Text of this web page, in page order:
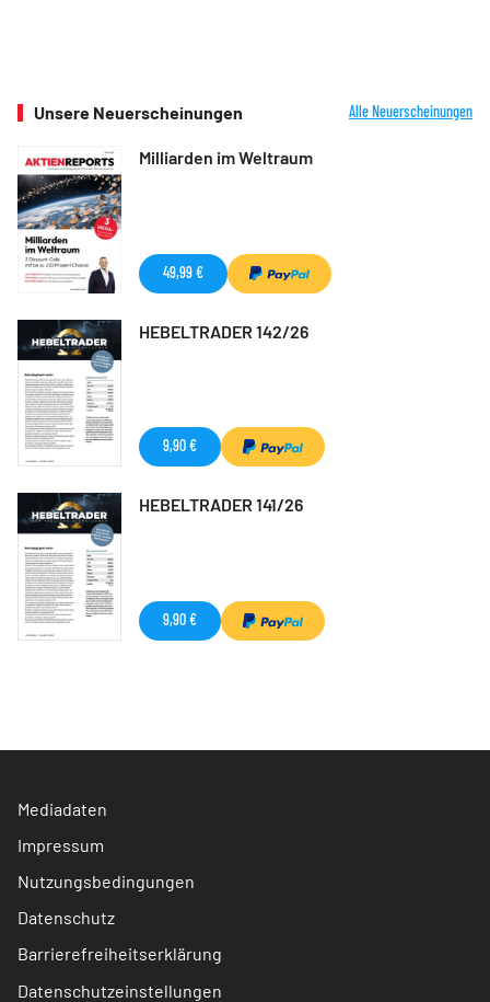
Unsere Neuerscheinungen Alle Neuerscheinungen
Milliarden im Weltraum
49,99 €
HEBELTRADER 142/26
9,90 €
HEBELTRADER 141/26
9,90 €
Mediadaten
Impressum
Nutzungsbedingungen
Datenschutz
Barrierefreiheitserklärung
Datenschutzeinstellungen